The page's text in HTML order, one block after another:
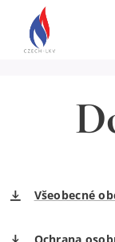
Všeobecné